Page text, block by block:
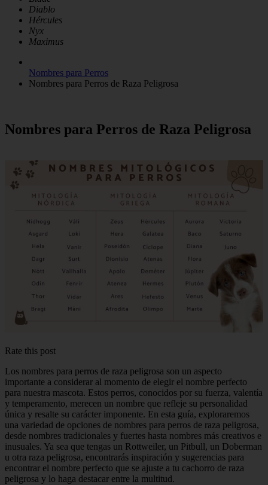
Diablo
Hércules
Nyx
Maximus
Nombres para Perros
Nombres para Perros de Raza Peligrosa
Nombres para Perros de Raza Peligrosa
Rate this post
Los nombres para perros de raza peligrosa son un aspecto
importante a considerar al momento de elegir el nombre perfecto
para nuestra mascota. Estos perros, conocidos por su fuerza, valentía
y temperamento, merecen un nombre que refleje su personalidad
única y resalte su carácter imponente. En esta guía, exploraremos
una variedad de opciones de nombres para perros de raza peligrosa,
desde nombres tradicionales y fuertes hasta nombres más creativos e
inusuales. Ya sea que tengas un Rottweiler, un Pitbull, un Doberman
u otra raza peligrosa, encontrarás inspiración y sugerencias para
encontrar el nombre perfecto que se ajuste a tu cachorro de raza
peligrosa y lo haga destacar entre la multitud.